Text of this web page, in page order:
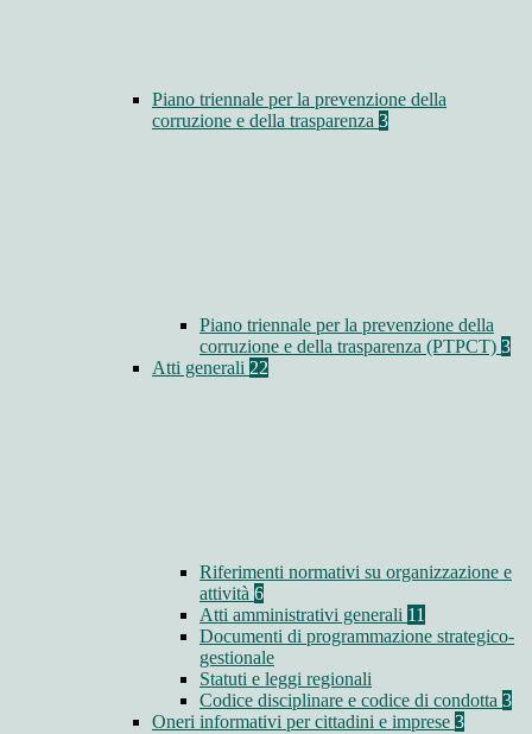
Piano triennale per la prevenzione della
corruzione e della trasparenza 3
Piano triennale per la prevenzione della
corruzione e della trasparenza (PTPCT) 3
Atti generali 22
Riferimenti normativi su organizzazione e
attività 6
Atti amministrativi generali 11
Documenti di programmazione strategico-
gestionale
Statuti e leggi regionali
Codice disciplinare e codice di condotta 3
Oneri informativi per cittadini e imprese 3